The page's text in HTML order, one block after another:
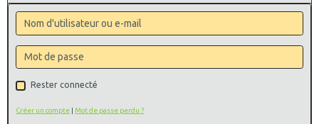
Rester connecté
Créer un compte | Mot de passe perdu ?